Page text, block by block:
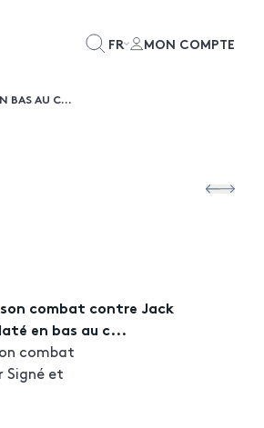
FR MON COMPTE
BAS AU C...
combat contre Jack
en bas au c...
combat
Signé et